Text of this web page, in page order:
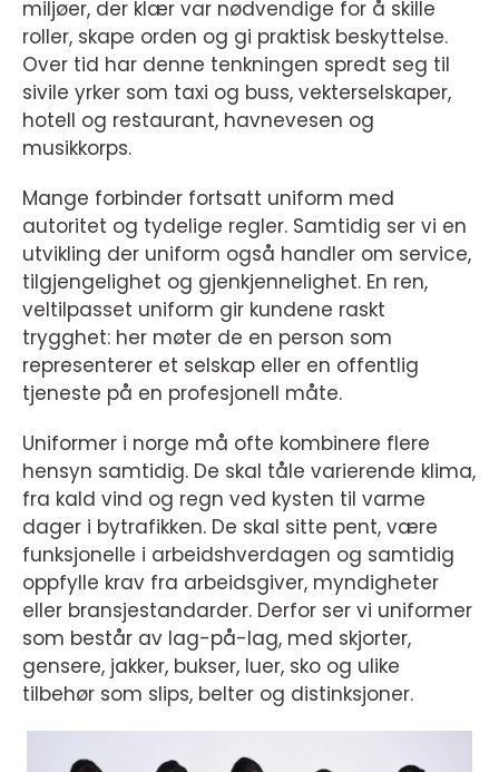
miljøer, der klær var nødvendige for å skille
roller, skape orden og gi praktisk beskyttelse.
Over tid har denne tenkningen spredt seg til
sivile yrker som taxi og buss, vekterselskaper,
hotell og restaurant, havnevesen og
musikkorps.
Mange forbinder fortsatt uniform med
autoritet og tydelige regler. Samtidig ser vi en
utvikling der uniform også handler om service,
tilgjengelighet og gjenkjennelighet. En ren,
veltilpasset uniform gir kundene raskt
trygghet: her møter de en person som
representerer et selskap eller en offentlig
tjeneste på en profesjonell måte.
Uniformer i norge må ofte kombinere flere
hensyn samtidig. De skal tåle varierende klima,
fra kald vind og regn ved kysten til varme
dager i bytrafikken. De skal sitte pent, være
funksjonelle i arbeidshverdagen og samtidig
oppfylle krav fra arbeidsgiver, myndigheter
eller bransjestandarder. Derfor ser vi uniformer
som består av lag-på-lag, med skjorter,
gensere, jakker, bukser, luer, sko og ulike
tilbehør som slips, belter og distinksjoner.